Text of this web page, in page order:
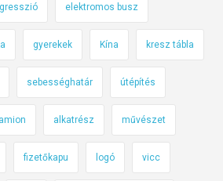
elektromos busz
gyerekek Kína kresz tábla
sebességhatár útépítés
alkatrész művészet
fizetőkapu logó vicc